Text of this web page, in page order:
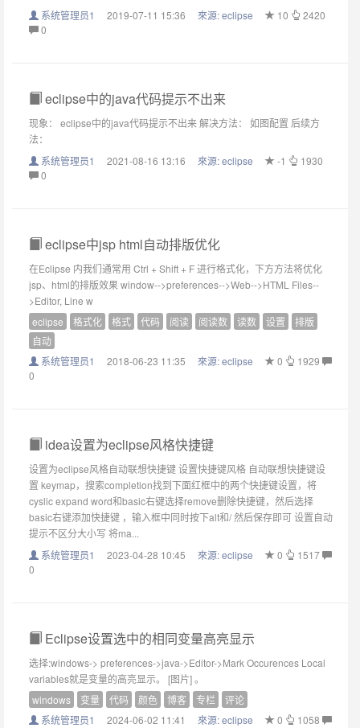
系统管理员1
2019-07-11 15:36 來源:eclipse 10
2420
0
eclipse中的java代码提示不出来
现象： eclipse中的java代码提示不出来 解决方法： 如图配置 后续方
法：
系统管理员1
2021-08-16 13:16 來源:eclipse -1
1930
0
eclipse中jsp html自动排版优化
在Eclipse 内我们通常用 Ctrl + Shift + F 进行格式化，下方方法将优化
jsp、html的排版效果 window-->preferences-->Web-->HTML Files--
>Editor, Line w
eclipse
格式化 格式 代码 阅读 阅读数 读数 设置
排版
自动
系统管理员1
2018-06-23 11:35 來源:eclipse 0
1929
0
idea设置为eclipse风格快捷键
设置为eclipse风格自动联想快捷键 设置快捷键风格 自动联想快捷键设
置 keymap，搜索completion找到下面红框中的两个快捷键设置，将
cyslic expand word和basic右键选择remove删除快捷键，然后选择
basic右键添加快捷键 ，输入框中同时按下alt和/ 然后保存即可 设置自动
提示不区分大小写 将ma...
系统管理员1
2023-04-28 10:45 來源:eclipse 0
1517
0
Eclipse设置选中的相同变量高亮显示
选择:windows-> preferences->java->Editor->Mark Occurences Local
variables就是变量的高亮显示。 [图片] 。
windows
变量 代码 颜色 博客 专栏
评论
系统管理员1
2024-06-02 11:41 來源:eclipse 0
1058